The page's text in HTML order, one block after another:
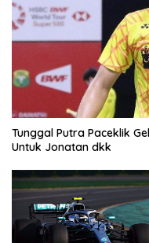
Tunggal Putra Paceklik
Untuk Jonatan dkk